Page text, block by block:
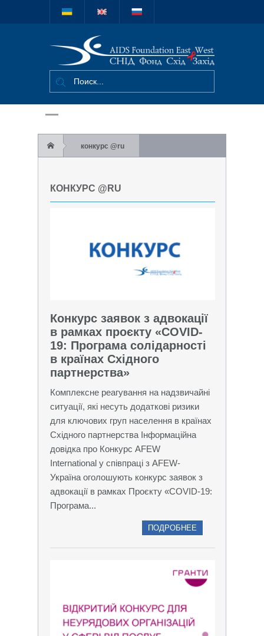
Міжнародний
благодійний
фонд "СНІД
Захід"
конкурс @ru
КОНКУРС @RU
Конкурс заявок з адвокації
в рамках проєкту «COVID-
19: Програма солідарності
в країнах Східного
партнерства»
Комплексне реагування на надзвичайні
ситуації, які несуть додаткові ризики
для ключових груп населення в країнах
Східного партнерства Інформаційна
довідка про Конкурс AFEW
International у співпраці з AFEW-
Україна оголошують конкурс заявок з
адвокації в рамках Проєкту «COVID-19:
Програма...
ПОДРОБНЕЕ